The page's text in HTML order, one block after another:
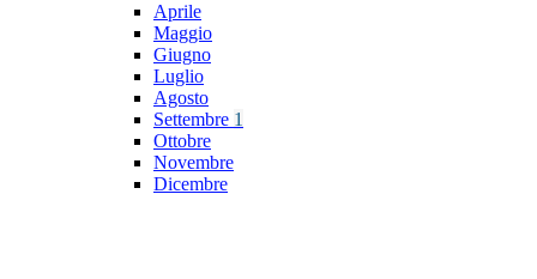
Aprile
Maggio
Giugno
Luglio
Agosto
Settembre 1
Ottobre
Novembre
Dicembre